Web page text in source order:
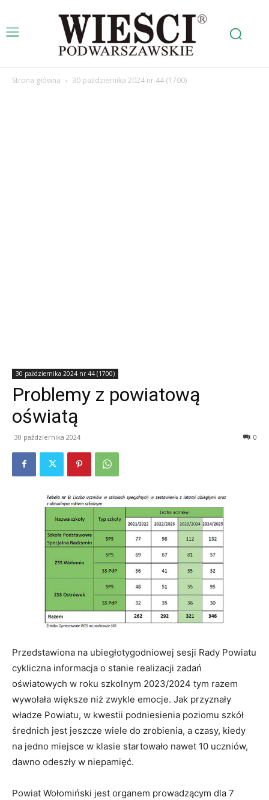
Strona główna 30 października 2024 nr 44 (1700)
30 października 2024 nr 44 (1700)
Problemy z powiatową
oświatą
30 października 2024 0
Przedstawiona na ubiegłotygodniowej sesji Rady Powiatu
cykliczna informacja o stanie realizacji zadań
oświatowych w roku szkolnym 2023/2024 tym razem
wywołała większe niż zwykle emocje. Jak przyznały
władze Powiatu, w kwestii podniesienia poziomu szkół
średnich jest jeszcze wiele do zrobienia, a czasy, kiedy
na jedno miejsce w klasie startowało nawet 10 uczniów,
dawno odeszły w niepamięć.
Powiat Wołomiński jest organem prowadzącym dla 7